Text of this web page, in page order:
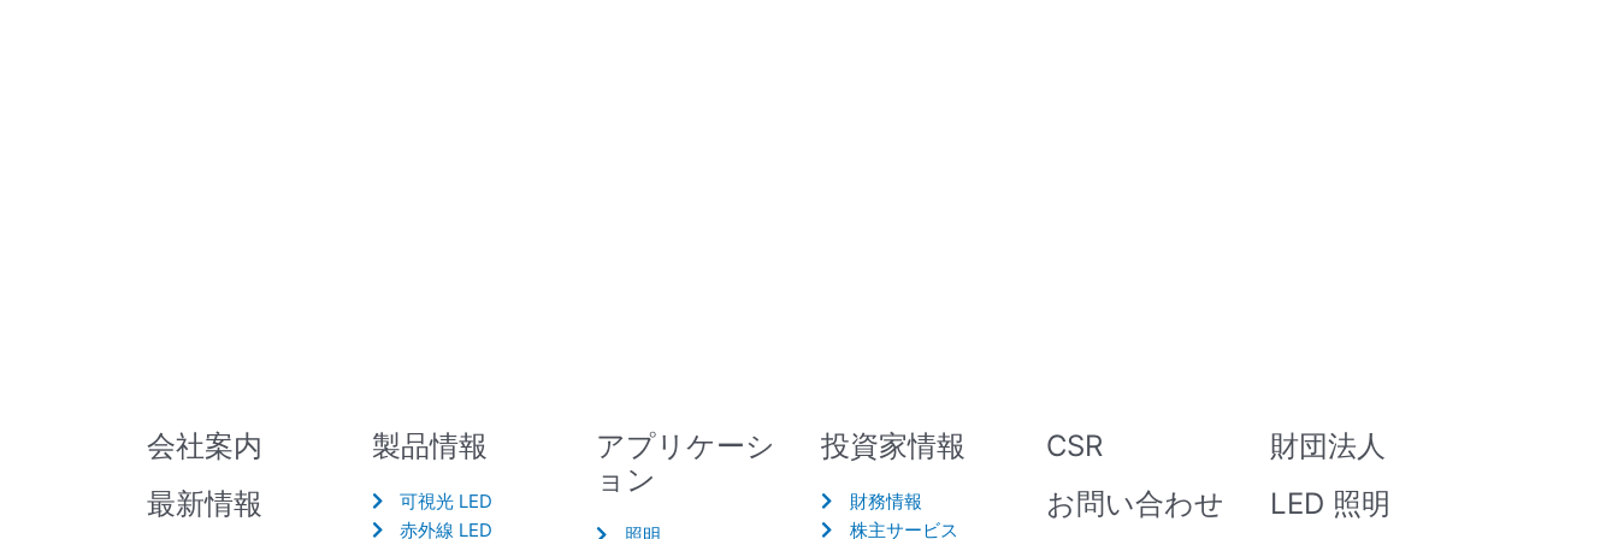
会社案内
最新情報
製品情報
可視光 LED
赤外線 LED
アプリケーシ
ョン
投資家情報
財務情報
株主サービス
CSR
お問い合わせ
財団法人
LED 照明